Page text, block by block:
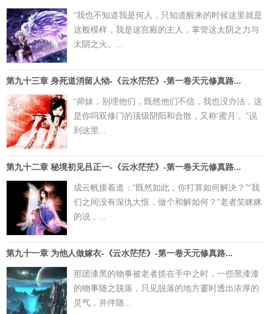
“我也不知道我是何人，只知道醒来的时候这里就是
这般模样，我是这宫殿的主人，掌管这太阴之力与
太阴之火。...
第九十三章 身死道消留人恸-《云水茫茫》-第一卷天元修真路...
“师妹，别理他们，既然他们不信，我也没办法，这
是你吗双修门的顶级阴阳和合散，又称‘蜜月’。”说
到这里...
第九十二章 秘境初见吕正一-《云水茫茫》-第一卷天元修真路...
成云帆接着道：“既然如此，你打算如何解决？”“我
们之间没有深仇大恨，做个和解如何？”老者笑眯眯
的说，...
第九十一章 为他人做嫁衣-《云水茫茫》-第一卷天元修真路...
那团漆黑的物事被老者抓在手中之时，一些黑漆漆
的物事随之脱落，只见脱落的地方霎时透出浓厚的
灵气，并伴随...